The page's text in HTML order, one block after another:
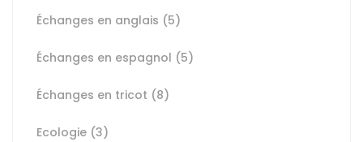
Échanges en anglais (5)
Échanges en espagnol (5)
Échanges en tricot (8)
Ecologie (3)